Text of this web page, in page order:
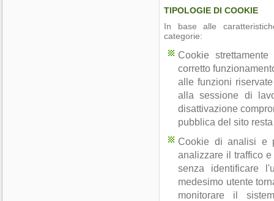
TIPOLOGIE DI COOKIE
In base alle
categorie:
Cookie
corretto
alle funzioni
alla sessione di
disattivazione
pubblica del sito
Cookie di analisi e
analizzare il traffico
senza identificare
medesimo utente
monitorare il